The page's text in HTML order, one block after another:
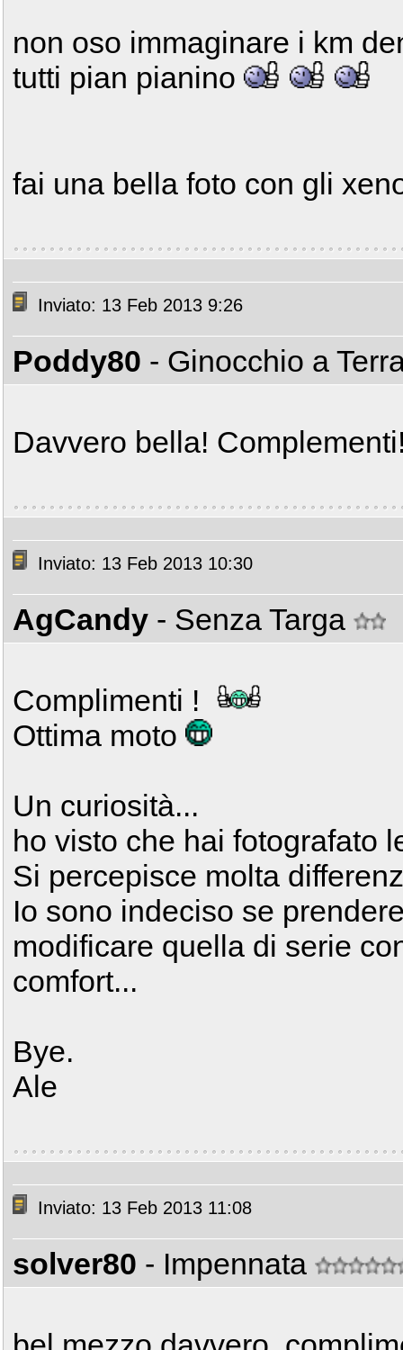
non oso immaginare i km
tutti pian pianino
fai una bella foto con gli
Inviato: 13 Feb 2013 9:26
Poddy80 - Ginocchio a
Davvero bella!
Inviato: 13 Feb 2013 10:30
AgCandy - Senza Targa
Complimenti !
Ottima moto
Un curiosità...
ho visto che hai fotografato
Si percepisce molta
Io sono indeciso se
modificare quella di serie
comfort...
Bye.
Ale
Inviato: 13 Feb 2013 11:08
solver80 - Impennata